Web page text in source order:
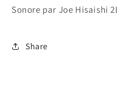
Trame
par
Joe
Trame
Sonore par Joe Hisaishi
Share